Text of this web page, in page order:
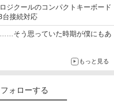
ジクールのコンパクトキーボード
台接続対応
そう思っていた時期が僕にもあ
もっと見る
ォローする